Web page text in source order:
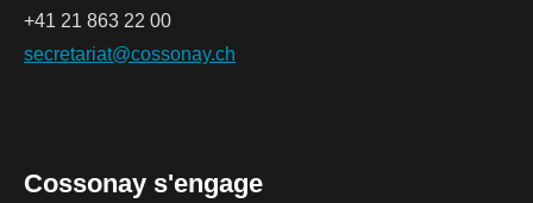
+41 21 863 22 00
secretariat@cossonay.ch
Cossonay s'engage